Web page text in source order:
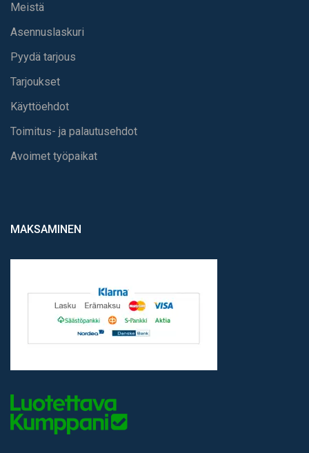
Meistä
Asennuslaskuri
Pyydä tarjous
Tarjoukset
Käyttöehdot
Toimitus- ja palautusehdot
Avoimet työpaikat
MAKSAMINEN